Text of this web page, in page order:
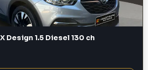
Design 1.5 Diesel 130 ch